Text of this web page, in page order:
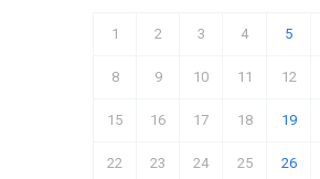
1 2 3 4 5
8 9 10 11 12
15 16 17 18 19
22 23 24 25 26